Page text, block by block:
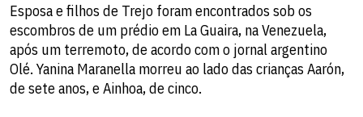
Esposa e filhos de Trejo foram encontrados sob os
escombros de um prédio em La Guaira, na Venezuela,
após um terremoto, de acordo com o jornal argentino
Olé. Yanina Maranella morreu ao lado das crianças Aarón,
de sete anos, e Ainhoa, de cinco.